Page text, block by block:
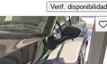
Verif. disponibilidad